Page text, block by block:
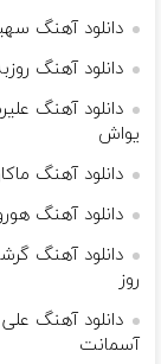
دانلود آهنگ
دانلود آهنگ
دانلود آهنگ
یواش
دانلود آهنگ
دانلود آهنگ
دانلود آهنگ
روز
دانلود آهنگ
آسمانت